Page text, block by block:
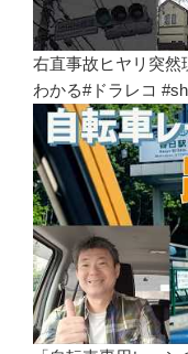
右直事故ヒヤリ突然
わかる#ドラレコ